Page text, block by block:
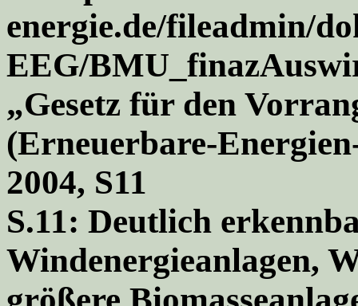
energie.de/fileadmin/
EEG/
„Gesetz für den
(Erneuerbare-
2004, S11
S.11: Deutlich
Windenergieanlagen,